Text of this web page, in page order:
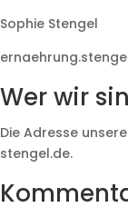
Sophie Stengel
Wer wir
Die Adresse
stengel.de.